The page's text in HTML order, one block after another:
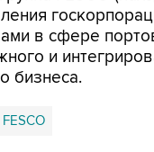
в сфере
и
бизнеса.
FESCO